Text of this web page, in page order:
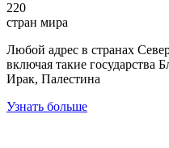
220
стран мира
Любой адрес в странах
включая такие государства
Ирак, Палестина
Узнать больше